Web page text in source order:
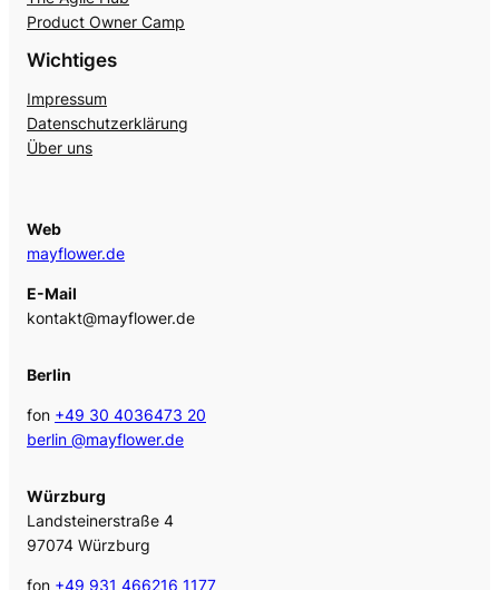
Product Owner Camp
Wichtiges
Impressum
Datenschutzerklärung
Über uns
Web
mayflower.de
E-Mail
kontakt@mayflower.de
Berlin
fon +49 30 4036473 20
berlin @mayflower.de
Würzburg
Landsteinerstraße 4
97074 Würzburg
fon +49 931 466216 1177